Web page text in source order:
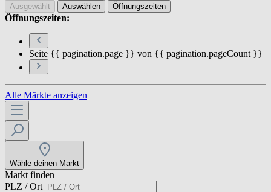
Ausgewählt Auswählen Öffnungszeiten
Öffnungszeiten:
Seite {{ pagination.page }} von {{ pagination.pageCount }}
Alle Märkte anzeigen
Wähle deinen Markt
Markt finden
PLZ / Ort